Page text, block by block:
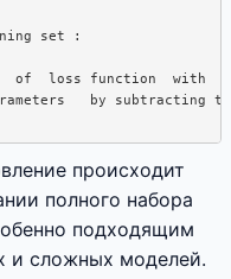
set :
of  loss function  with
by subtracting
происходит
полного набора
подходящим
и сложных моделей.